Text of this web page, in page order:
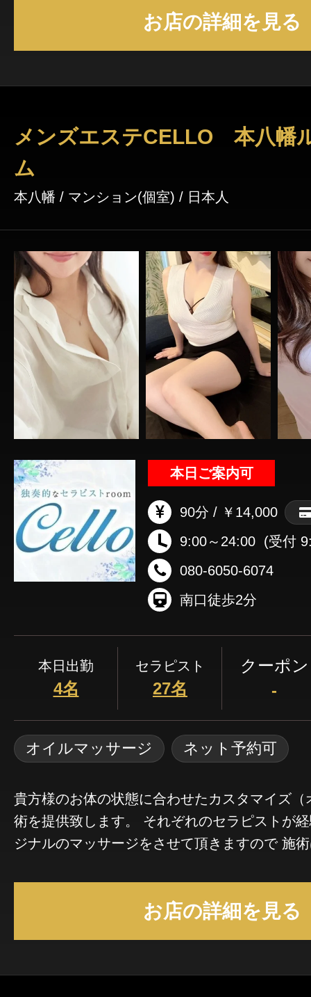
癒やしを提供するため、~1stSecret~では高度
ージをじっくりとご堪能いただけます。店内は
楽、全身に染み渡るようなアロマなど、極上
演出しています。
お店の詳細を見る
メンズエステCELLO 本八幡
ム
本八幡 / マンション(個室) / 日本人
本日ご案内可
90分 / ￥14,000
9:00～24:00 (受付
080-6050-6074
南口徒歩2分
本日出勤
4名
セラピスト
27名
クーポン
-
オイルマッサージ ネット予約可
貴方様のお体の状態に合わせたカスタマイズ（
術を提供致します。 それぞれのセラピストが
ジナルのマッサージをさせて頂きますので 施
お店の詳細を見る